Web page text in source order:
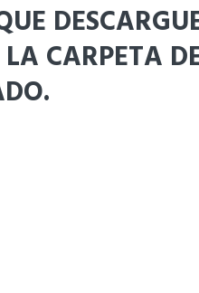
CARPETA